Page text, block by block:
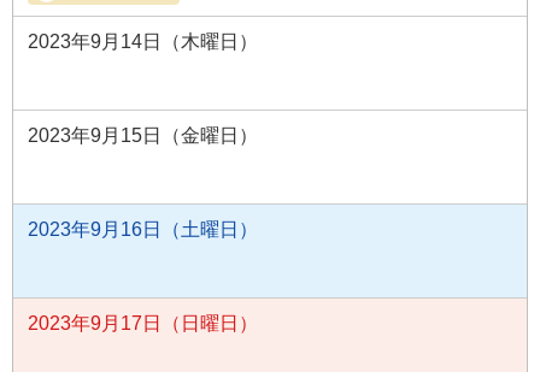
2023年9月14日（木曜日）
2023年9月15日（金曜日）
2023年9月16日（土曜日）
2023年9月17日（日曜日）